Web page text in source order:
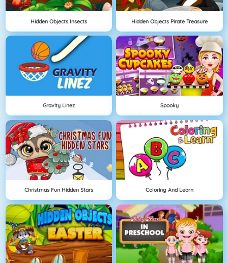
Hidden Objects Insects Hidden Objects Pirate Treasure
Gravity Linez Spooky
Christmas Fun Hidden Stars Coloring And Learn